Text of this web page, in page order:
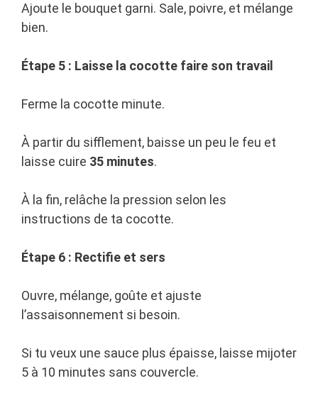
Ajoute le bouquet garni. Sale, poivre, et mélange
bien.
Étape 5 : Laisse la cocotte faire son travail
Ferme la cocotte minute.
À partir du sifflement, baisse un peu le feu et
laisse cuire 35 minutes.
À la fin, relâche la pression selon les
instructions de ta cocotte.
Étape 6 : Rectifie et sers
Ouvre, mélange, goûte et ajuste
l’assaisonnement si besoin.
Si tu veux une sauce plus épaisse, laisse mijoter
5 à 10 minutes sans couvercle.